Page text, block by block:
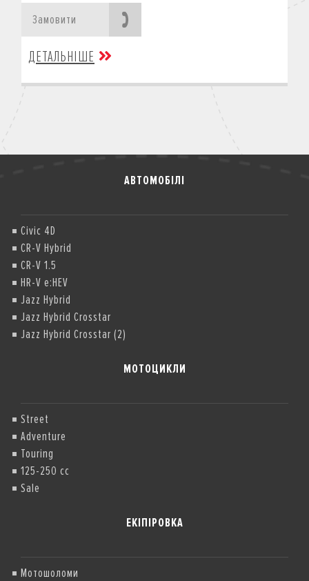
Замовити
ДЕТАЛЬНІШЕ
АВТОМОБІЛІ
Civic 4D
CR-V Hybrid
CR-V 1.5
HR-V e:HEV
Jazz Hybrid
Jazz Hybrid Crosstar
Jazz Hybrid Crosstar (2)
МОТОЦИКЛИ
Street
Adventure
Touring
125-250 cc
Sale
ЕКІПІРОВКА
Мотошоломи